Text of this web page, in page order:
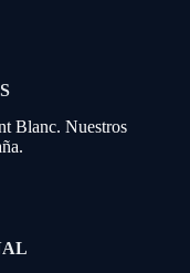
Blanc. Nuestros